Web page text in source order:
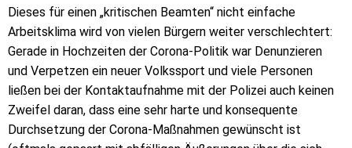
Dieses für einen „kritischen Beamten“ nicht einfache
Arbeitsklima wird von vielen Bürgern weiter verschlechtert:
Gerade in Hochzeiten der Corona-Politik war Denunzieren
und Verpetzen ein neuer Volkssport und viele Personen
ließen bei der Kontaktaufnahme mit der Polizei auch keinen
Zweifel daran, dass eine sehr harte und konsequente
Durchsetzung der Corona-Maßnahmen gewünscht ist